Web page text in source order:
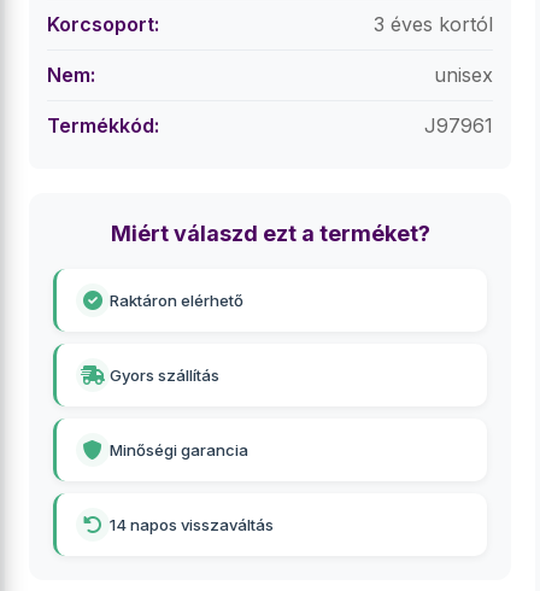
Korcsoport: 3 éves kortól
Nem: unisex
Termékkód: J97961
Miért válaszd ezt a terméket?
Raktáron elérhető
Gyors szállítás
Minőségi garancia
14 napos visszaváltás